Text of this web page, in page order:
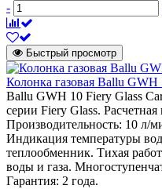
-
Быстрый просмотр
Колонка газовая Ballu GWH
Ballu GWH 10 Fiery Glass
серии Fiery Glass.
Производительность: 10 л/
Индикация температуры
теплообменник. Тихая
воды и газа.
Гарантия: 2 года.